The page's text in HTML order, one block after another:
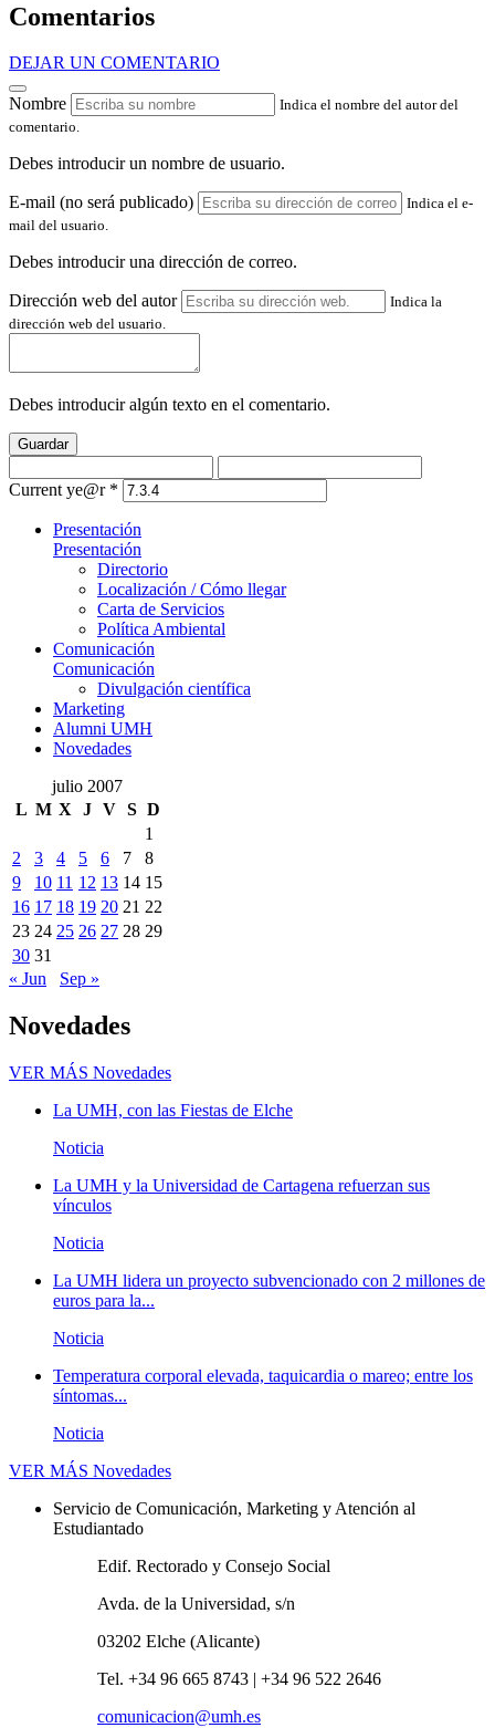
Comentarios
DEJAR UN COMENTARIO
Nombre
Indica el nombre del autor del
comentario.
Debes introducir un nombre de usuario.
E-mail (no será publicado)
Indica el e-
mail del usuario.
Debes introducir una dirección de correo.
Dirección web del autor
Indica la
dirección web del usuario.
Debes introducir algún texto en el comentario.
Guardar
Current ye@r *
Presentación
Presentación
Directorio
Localización / Cómo llegar
Carta de Servicios
Política Ambiental
Comunicación
Comunicación
Divulgación científica
Marketing
Alumni UMH
Novedades
julio 2007
L M X J V S D
1
2
3 4 5 6 7
8
9
10 11 12 13 14 15
16 17 18 19 20 21 22
23 24 25 26 27 28 29
30 31
« Jun
Sep »
Novedades
VER MÁS Novedades
La UMH, con las Fiestas de Elche
Noticia
La UMH y la Universidad de Cartagena refuerzan sus
vínculos
Noticia
La UMH lidera un proyecto subvencionado con 2 millones de
euros para la...
Noticia
Temperatura corporal elevada, taquicardia o mareo; entre los
síntomas...
Noticia
VER MÁS Novedades
Servicio de Comunicación, Marketing y Atención al
Estudiantado
Edif. Rectorado y Consejo Social
Avda. de la Universidad, s/n
03202 Elche (Alicante)
Tel. +34 96 665 8743 | +34 96 522 2646
comunicacion@umh.es